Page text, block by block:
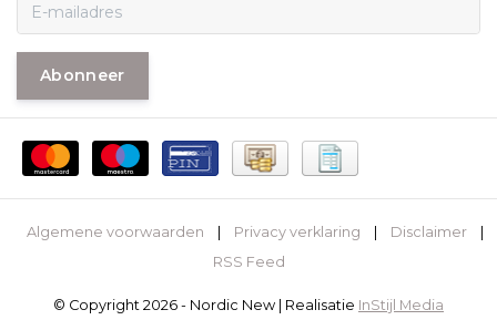
Abonneer
Algemene voorwaarden | Privacy verklaring | Disclaimer
|
RSS Feed
© Copyright 2026 - Nordic New | Realisatie InStijl Media